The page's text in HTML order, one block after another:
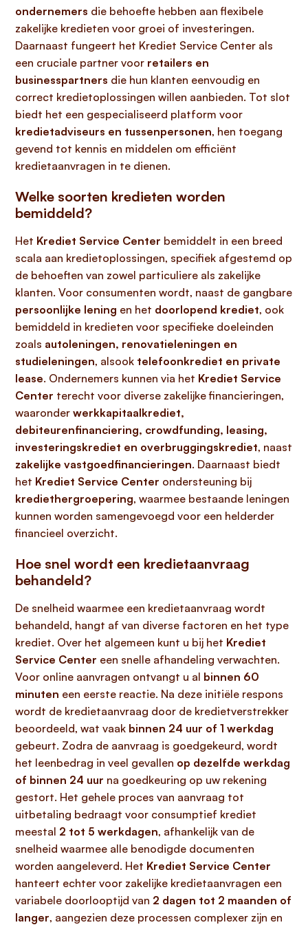
ondernemers die behoefte hebben aan flexibele
zakelijke kredieten voor groei of investeringen.
Daarnaast fungeert het Krediet Service Center als
een cruciale partner voor retailers en
businesspartners die hun klanten eenvoudig en
correct kredietoplossingen willen aanbieden. Tot slot
biedt het een gespecialiseerd platform voor
kredietadviseurs en tussenpersonen, hen toegang
gevend tot kennis en middelen om efficiënt
kredietaanvragen in te dienen.
Welke soorten kredieten worden
bemiddeld?
Het Krediet Service Center bemiddelt in een breed
scala aan kredietoplossingen, specifiek afgestemd op
de behoeften van zowel particuliere als zakelijke
klanten. Voor consumenten wordt, naast de gangbare
persoonlijke lening en het doorlopend krediet, ook
bemiddeld in kredieten voor specifieke doeleinden
zoals autoleningen, renovatieleningen en
studieleningen, alsook telefoonkrediet en private
lease. Ondernemers kunnen via het Krediet Service
Center terecht voor diverse zakelijke financieringen,
waaronder werkkapitaalkrediet,
debiteurenfinanciering, crowdfunding, leasing,
investeringskrediet en overbruggingskrediet, naast
zakelijke vastgoedfinancieringen. Daarnaast biedt
het Krediet Service Center ondersteuning bij
krediethergroepering, waarmee bestaande leningen
kunnen worden samengevoegd voor een helderder
financieel overzicht.
Hoe snel wordt een kredietaanvraag
behandeld?
De snelheid waarmee een kredietaanvraag wordt
behandeld, hangt af van diverse factoren en het type
krediet. Over het algemeen kunt u bij het Krediet
Service Center een snelle afhandeling verwachten.
Voor online aanvragen ontvangt u al binnen 60
minuten een eerste reactie. Na deze initiële respons
wordt de kredietaanvraag door de kredietverstrekker
beoordeeld, wat vaak binnen 24 uur of 1 werkdag
gebeurt. Zodra de aanvraag is goedgekeurd, wordt
het leenbedrag in veel gevallen op dezelfde werkdag
of binnen 24 uur na goedkeuring op uw rekening
gestort. Het gehele proces van aanvraag tot
uitbetaling bedraagt voor consumptief krediet
meestal 2 tot 5 werkdagen, afhankelijk van de
snelheid waarmee alle benodigde documenten
worden aangeleverd. Het Krediet Service Center
hanteert echter voor zakelijke kredietaanvragen een
variabele doorlooptijd van 2 dagen tot 2 maanden of
langer, aangezien deze processen complexer zijn en